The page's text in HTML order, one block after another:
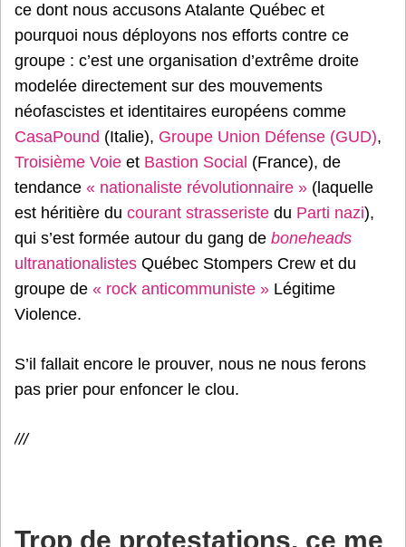
ce dont nous accusons Atalante Québec et
pourquoi nous déployons nos efforts contre ce
groupe : c’est une organisation d’extrême droite
modelée directement sur des mouvements
néofascistes et identitaires européens comme
CasaPound (Italie), Groupe Union Défense (GUD),
Troisième Voie et Bastion Social (France), de
tendance « nationaliste révolutionnaire » (laquelle
est héritière du courant strasseriste du Parti nazi),
qui s’est formée autour du gang de boneheads
ultranationalistes Québec Stompers Crew et du
groupe de « rock anticommuniste » Légitime
Violence.
S’il fallait encore le prouver, nous ne nous ferons
pas prier pour enfoncer le clou.
///
Trop de protestations, ce me